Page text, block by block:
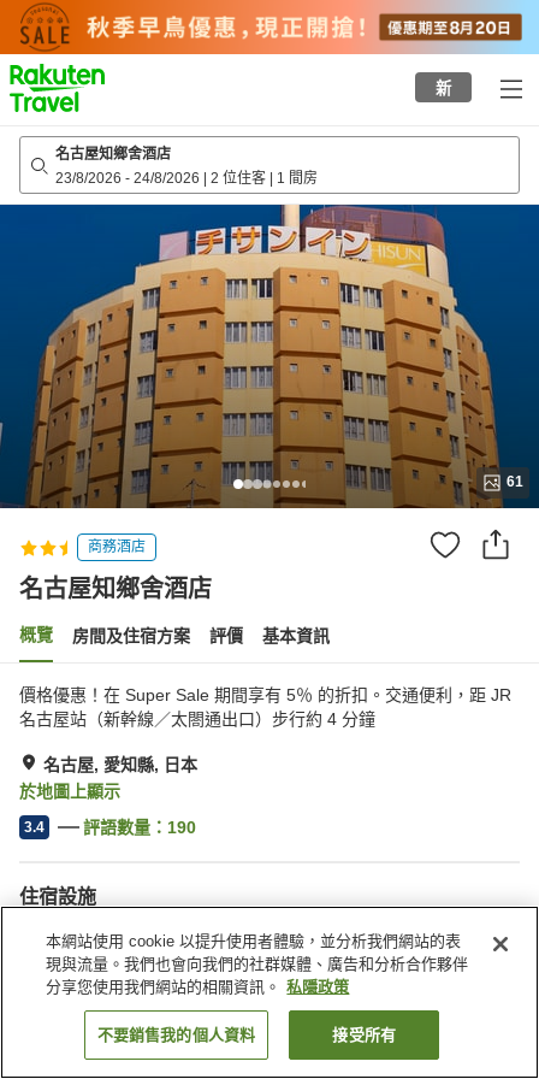
to
top
page
新
名古屋知鄉舍酒店
23/8/2026 - 24/8/2026 | 2 位住客 | 1 間房
61
商務酒店
名古屋知鄉舍酒店
概覽 房間及住宿方案 評價 基本資訊
價格優惠！在 Super Sale 期間享有 5％ 的折扣。交通便利，距 JR
名古屋站（新幹線／太閤通出口）步行約 4 分鐘
名古屋, 愛知縣, 日本
於地圖上顯示
3.4 評語數量： 190
住宿設施
停車場
水療/美容院
餐廳
自動販賣機
找客房
本網站使用 cookie 以提升使用者體驗，並分析我們網站的表
現與流量。我們也會向我們的社群媒體、廣告和分析合作夥伴
分享您使用我們網站的相關資訊。
私隱政策
不要銷售我的個人資料 接受所有